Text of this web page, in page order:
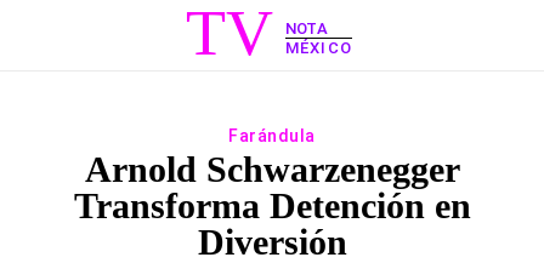
TV
NOTA
MÉXICO
Farándula
Arnold Schwarzenegger
Transforma Detención en
Diversión